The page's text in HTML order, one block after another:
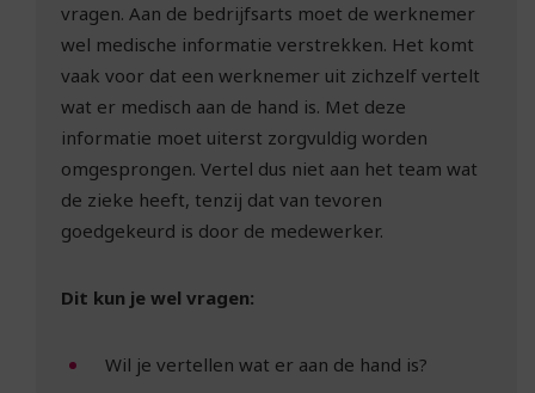
vragen. Aan de bedrijfsarts moet de werknemer
wel medische informatie verstrekken. Het komt
vaak voor dat een werknemer uit zichzelf vertelt
wat er medisch aan de hand is. Met deze
informatie moet uiterst zorgvuldig worden
omgesprongen. Vertel dus niet aan het team wat
de zieke heeft, tenzij dat van tevoren
goedgekeurd is door de medewerker.
Dit kun je wel vragen:
Wil je vertellen wat er aan de hand is?